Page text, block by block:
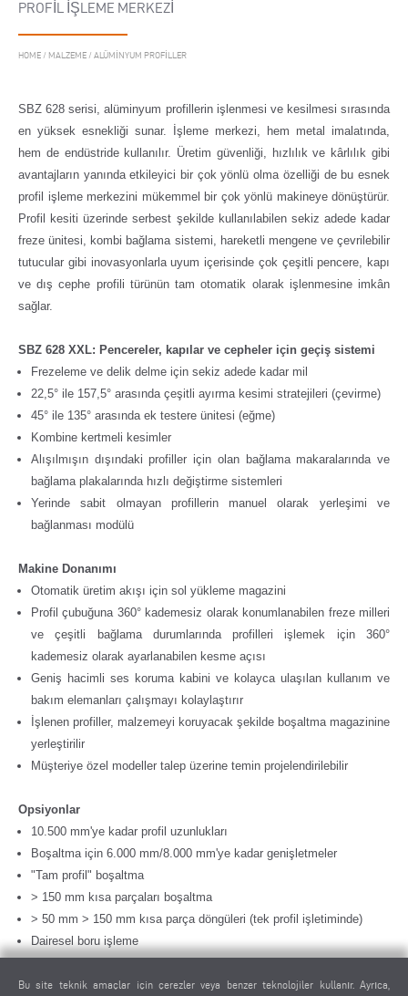
PROFIL İŞLEME MERKEZI
HOME / MALZEME / ALÜMINYUM PROFILLER
SBZ 628 serisi, alüminyum profillerin işlenmesi ve kesilmesi sırasında
en yüksek esnekliği sunar. İşleme merkezi, hem metal imalatında,
hem de endüstride kullanılır. Üretim güvenliği, hızlılık ve kârlılık gibi
avantajların yanında etkileyici bir çok yönlü olma özelliği de bu esnek
profil işleme merkezini mükemmel bir çok yönlü makineye dönüştürür.
Profil kesiti üzerinde serbest şekilde kullanılabilen sekiz adede kadar
freze ünitesi, kombi bağlama sistemi, hareketli mengene ve çevrilebilir
tutucular gibi inovasyonlarla uyum içerisinde çok çeşitli pencere, kapı
ve dış cephe profili türünün tam otomatik olarak işlenmesine imkân
sağlar.
SBZ 628 XXL: Pencereler, kapılar ve cepheler için geçiş sistemi
Frezeleme ve delik delme için sekiz adede kadar mil
22,5° ile 157,5° arasında çeşitli ayırma kesimi stratejileri (çevirme)
45° ile 135° arasında ek testere ünitesi (eğme)
Kombine kertmeli kesimler
Alışılmışın dışındaki profiller için olan bağlama makaralarında ve
bağlama plakalarında hızlı değiştirme sistemleri
Yerinde sabit olmayan profillerin manuel olarak yerleşimi ve
bağlanması modülü
Makine Donanımı
Otomatik üretim akışı için sol yükleme magazini
Profil çubuğuna 360° kademesiz olarak konumlanabilen freze milleri
ve çeşitli bağlama durumlarında profilleri işlemek için 360°
kademesiz olarak ayarlanabilen kesme açısı
Geniş hacimli ses koruma kabini ve kolayca ulaşılan kullanım ve
bakım elemanları çalışmayı kolaylaştırır
İşlenen profiller, malzemeyi koruyacak şekilde boşaltma magazinine
yerleştirilir
Müşteriye özel modeller talep üzerine temin projelendirilebilir
Opsiyonlar
10.500 mm'ye kadar profil uzunlukları
Boşaltma için 6.000 mm/8.000 mm'ye kadar genişletmeler
"Tam profil" boşaltma
> 150 mm kısa parçaları boşaltma
> 50 mm > 150 mm kısa parça döngüleri (tek profil işletiminde)
Dairesel boru işleme
Etiket yazıcısı
Bu site teknik amaçlar için çerezler veya benzer teknolojiler kullanır. Ayrıca,